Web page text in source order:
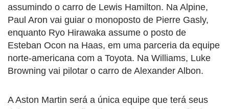
assumindo o carro de Lewis Hamilton. Na Alpine,
Paul Aron vai guiar o monoposto de Pierre Gasly,
enquanto Ryo Hirawaka assume o posto de
Esteban Ocon na Haas, em uma parceria da equipe
norte-americana com a Toyota. Na Williams, Luke
Browning vai pilotar o carro de Alexander Albon.
A Aston Martin será a única equipe que terá seus